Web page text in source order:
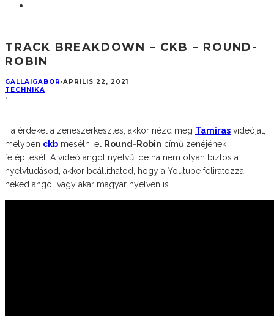
TRACK BREAKDOWN – CKB – ROUND-
ROBIN
GALLAIGABOR ·ÁPRILIS 22, 2021
TECHNIKA
·
Ha érdekel a zeneszerkesztés, akkor nézd meg Tamiras videóját,
melyben ckb mesélni el Round-Robin című zenéjének
felépítését. A videó angol nyelvű, de ha nem olyan biztos a
nyelvtudásod, akkor beállíthatod, hogy a Youtube feliratozza
neked angol vagy akár magyar nyelven is.